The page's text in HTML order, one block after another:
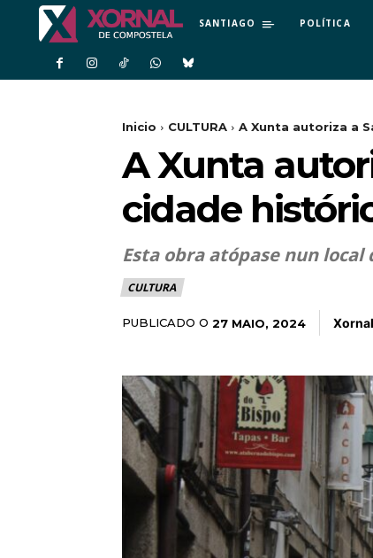
SANTIAGO POLÍTICA
Inicio CULTURA A Xunta autoriza a
A Xunta
cidade
Esta obra atópase nun
CULTURA
PUBLICADO O 27 MAIO, 2024